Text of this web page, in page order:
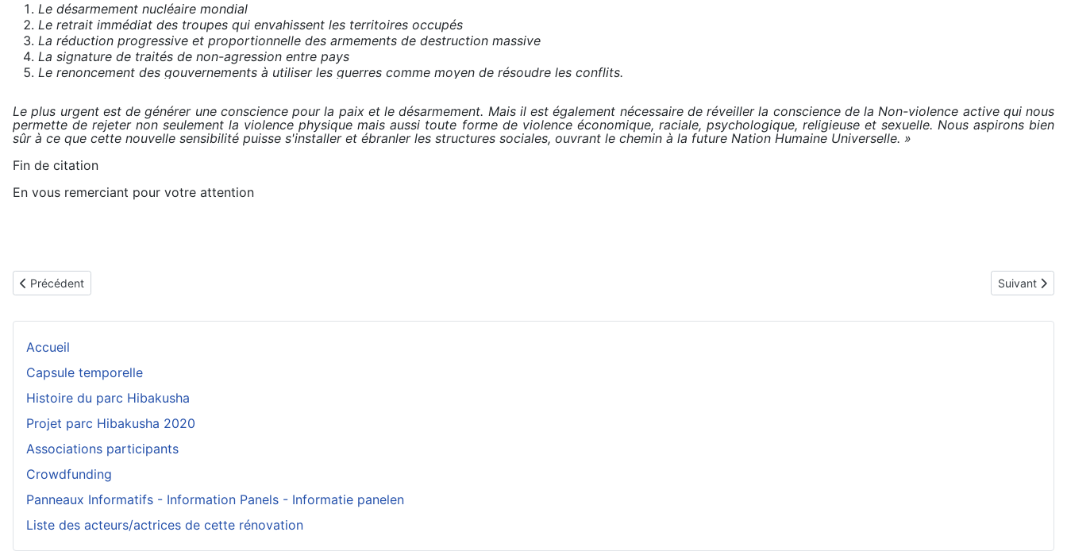
Le désarmement nucléaire mondial
Le retrait immédiat des troupes qui envahissent les territoires occupés
La réduction progressive et proportionnelle des armements de destruction massive
La signature de traités de non-agression entre pays
Le renoncement des gouvernements à utiliser les guerres comme moyen de résoudre les conflits.
Le plus urgent est de générer une conscience pour la paix et le désarmement. Mais il est également nécessaire de réveiller la conscience de la Non-violence active qui nous
permette de rejeter non seulement la violence physique mais aussi toute forme de violence économique, raciale, psychologique, religieuse et sexuelle. Nous aspirons bien
sûr à ce que cette nouvelle sensibilité puisse s'installer et ébranler les structures sociales, ouvrant le chemin à la future Nation Humaine Universelle. »
Fin de citation
En vous remerciant pour votre attention
Article précédent : INAUGURATION DU NOUVEAU PARC HIBAKUSHA
Précédent Article
Suivant
Accueil
Capsule temporelle
Histoire du parc Hibakusha
Projet parc Hibakusha 2020
Associations participants
Crowdfunding
Panneaux Informatifs - Information Panels - Informatie panelen
Liste des acteurs/actrices de cette rénovation